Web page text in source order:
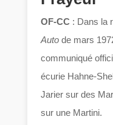
OF-CC : Dans la
Auto de mars
communiqué
écurie Hahne-
Jarier sur des
sur une Martini.